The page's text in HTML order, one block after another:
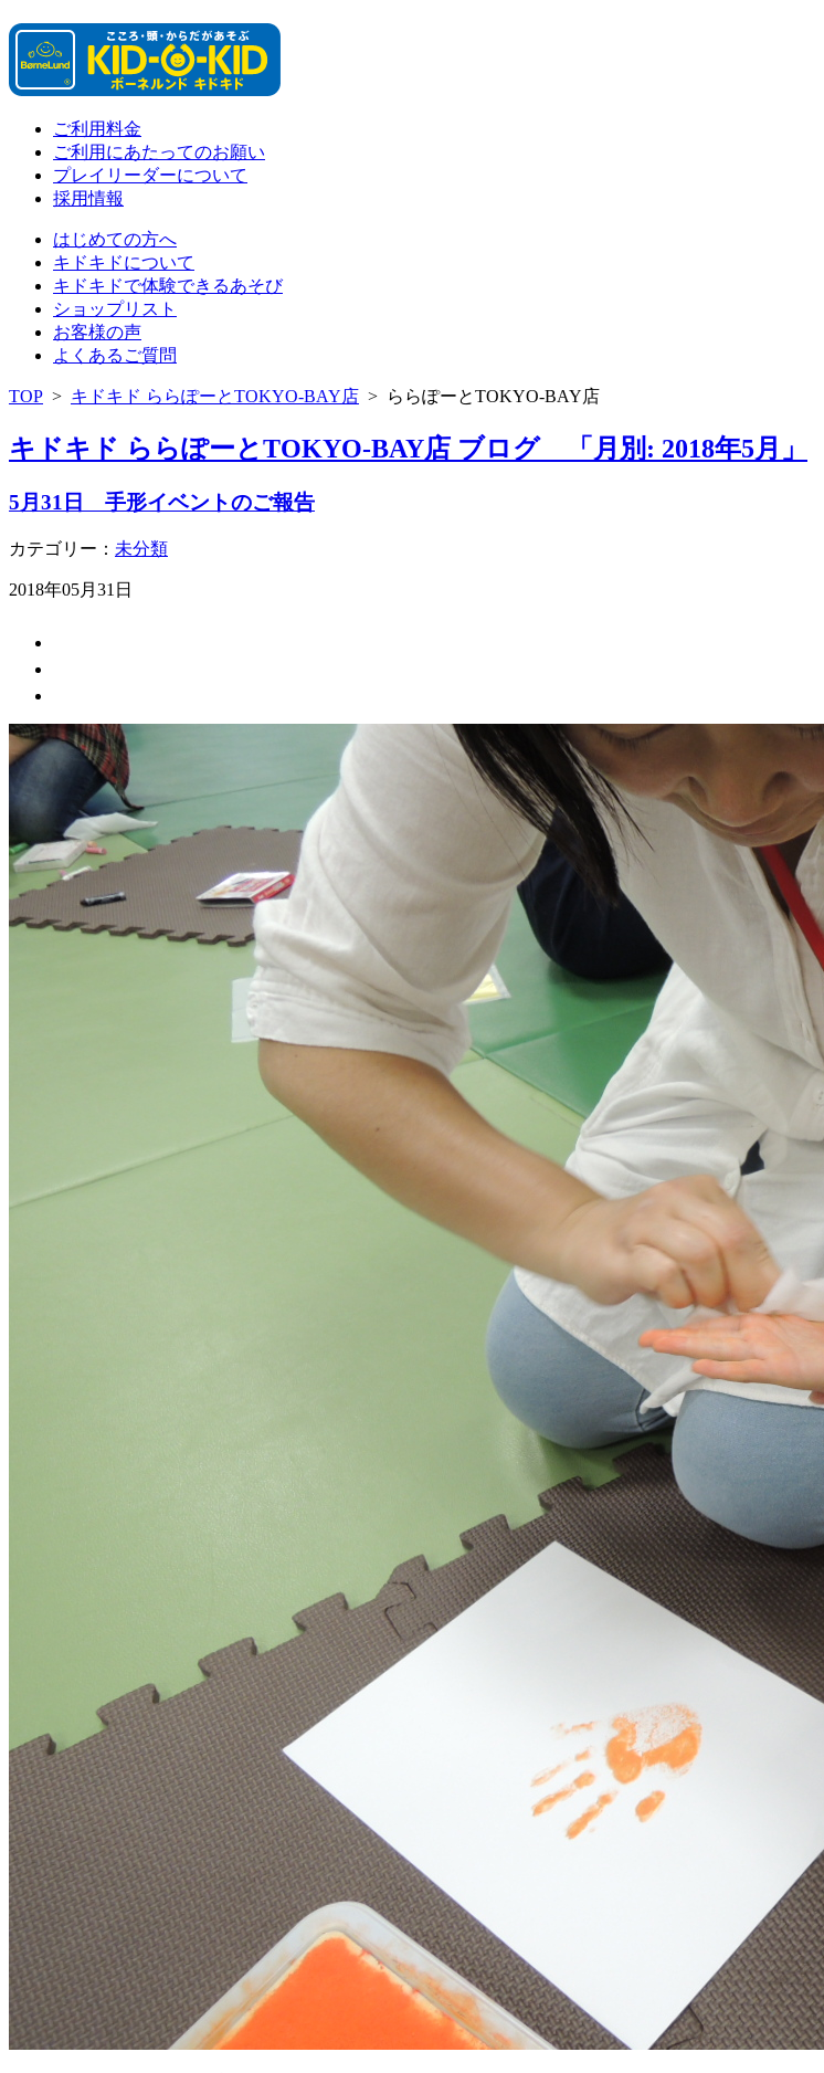
ご利用料金
ご利用にあたってのお願い
プレイリーダーについて
採用情報
はじめての方へ
キドキドについて
キドキドで体験できるあそび
ショップリスト
お客様の声
よくあるご質問
TOP > キドキド ららぽーとTOKYO-BAY店 > ららぽーとTOKYO-BAY店
キドキド ららぽーとTOKYO-BAY店 ブログ 「月別: 2018年5月」
5月31日 手形イベントのご報告
カテゴリー： 未分類
2018年05月31日